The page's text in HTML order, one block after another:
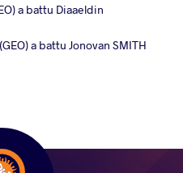
a battu Diaaeldin
a battu Jonovan SMITH